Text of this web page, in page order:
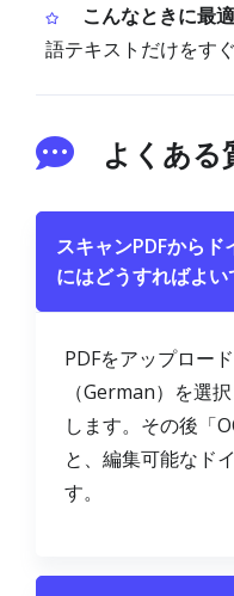
こんなときに最適
語テキストだけをす
よくある
スキャンPDFから
にはどうすればよい
PDFをアップロー
（German）を選
します。その後「
と、編集可能なド
す。